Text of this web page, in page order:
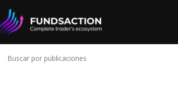
No hay ningún resultado
Lo siento, pero no se encontraron resultados.